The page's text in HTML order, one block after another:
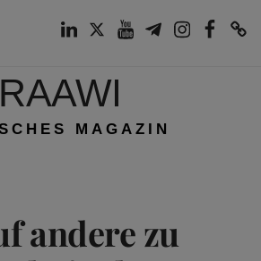
RAAWI
MAGAZIN
andere zu